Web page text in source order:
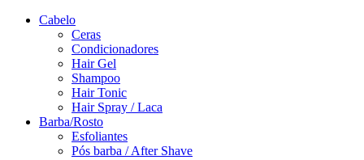
Cabelo
Ceras
Condicionadores
Hair Gel
Shampoo
Hair Tonic
Hair Spray / Laca
Barba/Rosto
Esfoliantes
Pós barba / After Shave